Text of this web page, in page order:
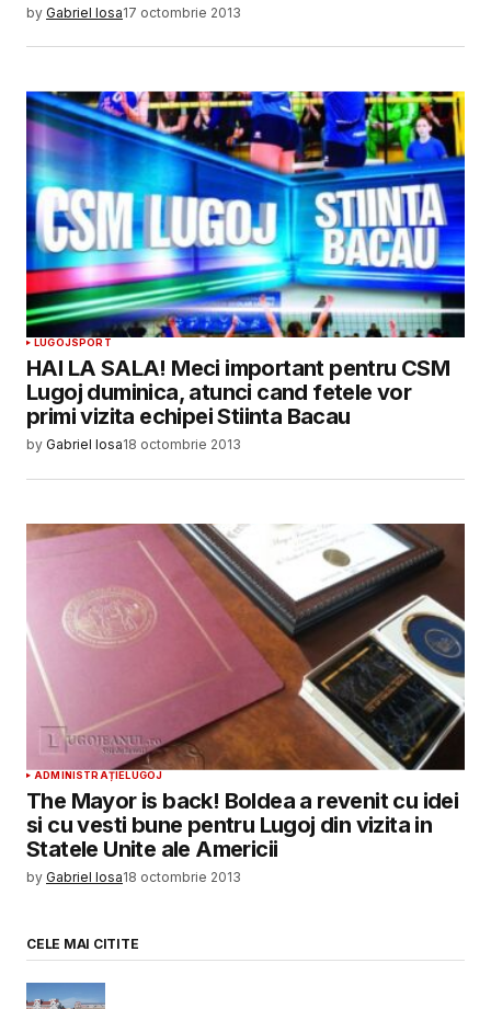
by Gabriel Iosa17 octombrie 2013
LUGOJSPORT
HAI LA SALA! Meci important pentru CSM
Lugoj duminica, atunci cand fetele vor
primi vizita echipei Stiinta Bacau
by Gabriel Iosa18 octombrie 2013
ADMINISTRAȚIELUGOJ
The Mayor is back! Boldea a revenit cu idei
si cu vesti bune pentru Lugoj din vizita in
Statele Unite ale Americii
by Gabriel Iosa18 octombrie 2013
CELE MAI CITITE